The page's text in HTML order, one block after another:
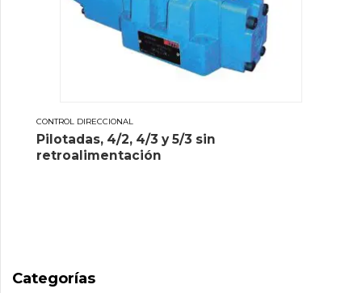
CONTROL DIRECCIONAL
Pilotadas, 4/2, 4/3 y 5/3 sin
retroalimentación
Categorías